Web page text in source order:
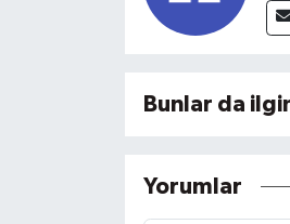
Bunlar da
Yorumlar